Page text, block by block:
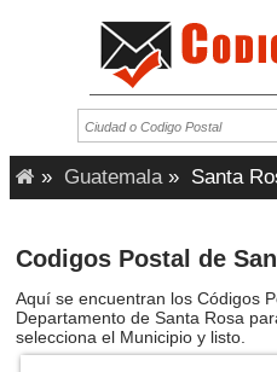
» Guatemala » Santa
Codigos Postal de
Aquí se encuentran los Códigos
Departamento de Santa Rosa
selecciona el Municipio y listo.